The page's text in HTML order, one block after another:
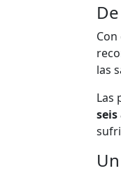
las
Las
seis